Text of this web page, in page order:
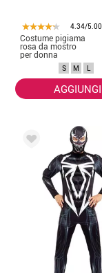
4.34/5.00
Costume pigiama
rosa da mostro
per donna
S M L
AGGIUNGI